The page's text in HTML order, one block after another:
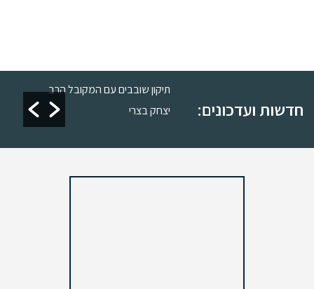
חדשות ועדכונים:
תיקון שובבים עם המקובל הרב
יצחק בצרי